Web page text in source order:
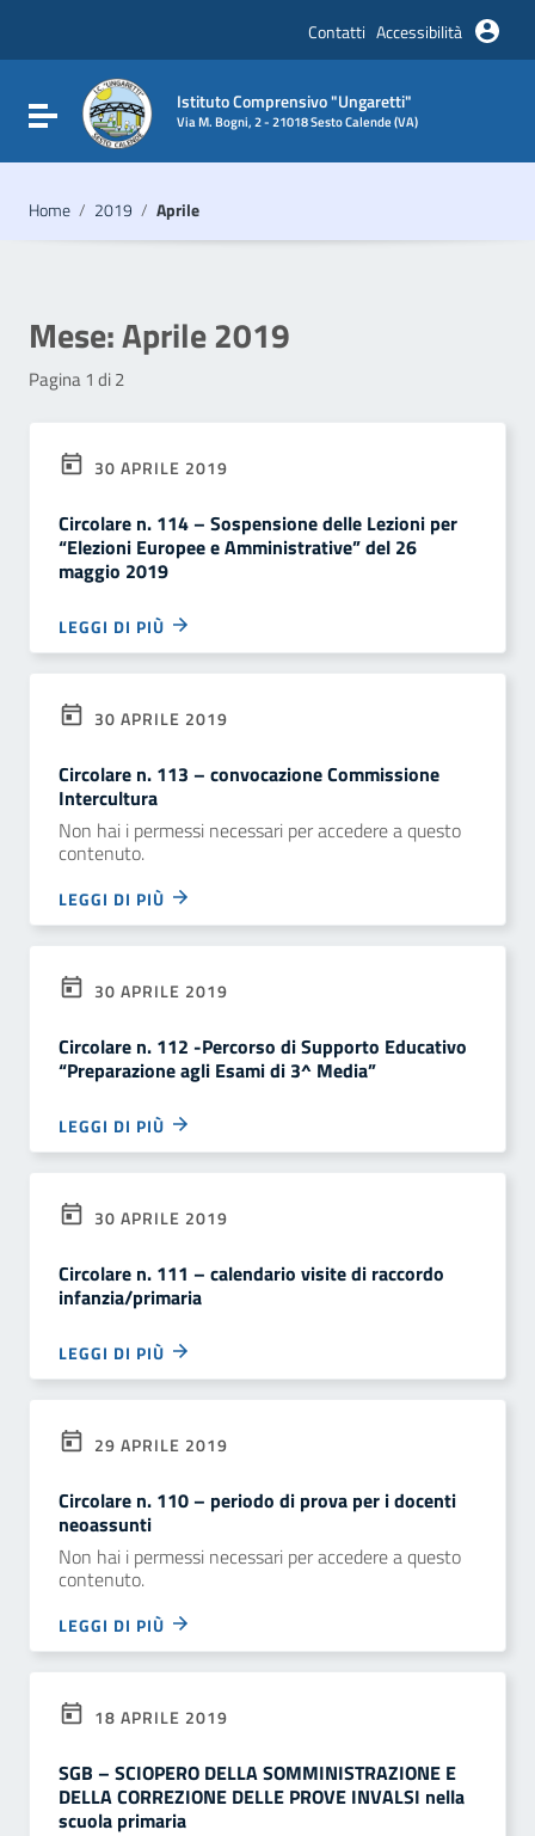
Vai al footer
Contatti Accessibilità
Attiva / disattiva la navigazione
Istituto Comprensivo "Ungaretti"
Via M. Bogni, 2 - 21018 Sesto Calende (VA)
Home / 2019 / Aprile
Mese:Aprile 2019
Pagina 1 di 2
30 APRILE 2019
Circolare n. 114 – Sospensione delle Lezioni per
“Elezioni Europee e Amministrative” del 26
maggio 2019
LEGGI DI PIÙ
30 APRILE 2019
Circolare n. 113 – convocazione Commissione
Intercultura
Non hai i permessi necessari per accedere a questo
contenuto.
LEGGI DI PIÙ
30 APRILE 2019
Circolare n. 112 -Percorso di Supporto Educativo
“Preparazione agli Esami di 3^ Media”
LEGGI DI PIÙ
30 APRILE 2019
Circolare n. 111 – calendario visite di raccordo
infanzia/primaria
LEGGI DI PIÙ
29 APRILE 2019
Circolare n. 110 – periodo di prova per i docenti
neoassunti
Non hai i permessi necessari per accedere a questo
contenuto.
LEGGI DI PIÙ
18 APRILE 2019
SGB – SCIOPERO DELLA SOMMINISTRAZIONE E
DELLA CORREZIONE DELLE PROVE INVALSI nella
scuola primaria